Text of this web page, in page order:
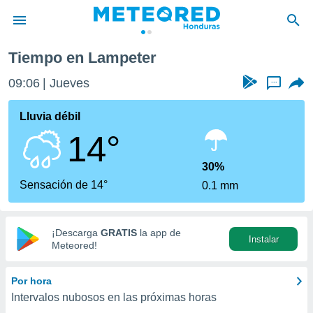
de
ha sido
para
que se
calidad.
a este
las
y
digital
basada
Tiempo en Lampeter
09:06 Jueves ...
Lluvia débil
14°
Sensación de 14°
30%
0.1 mm
¡Descarga GRATIS la app de
Meteored!
Instalar
Por hora
Intervalos nubosos en las próximas horas